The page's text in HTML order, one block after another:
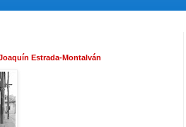
Estrada-Montalván